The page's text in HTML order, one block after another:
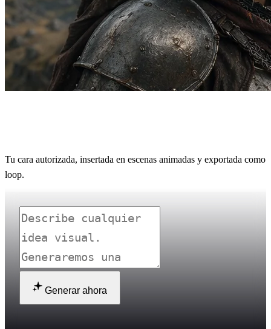
Tu cara autorizada, insertada en escenas animadas y exportada como
loop.
Generar ahora